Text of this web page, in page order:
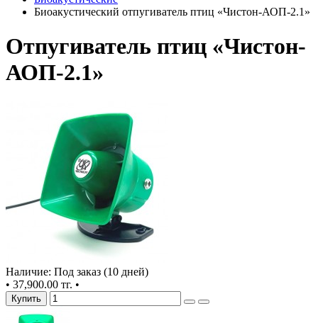
Биоакустический отпугиватель птиц «Чистон-АОП-2.1»
Отпугиватель птиц «Чистон-
АОП-2.1»
Наличие: Под заказ (10 дней)
• 37,900.00 тг. •
Купить